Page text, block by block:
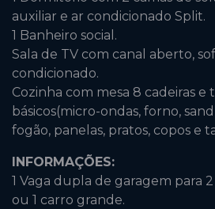
auxiliar e ar condicionado Split.
1 Banheiro social.
Sala de TV com canal aberto,
condicionado.
Cozinha com mesa 8 cadeiras e
básicos(micro-ondas, forno,
fogão, panelas, pratos, copos e
INFORMAÇÕES:
1 Vaga dupla de garagem para
ou 1 carro grande.